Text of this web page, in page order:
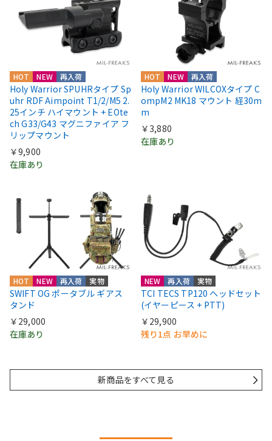
HOT NEW 再入荷
Holy Warrior SPUHRタイプ Sp
uhr RDF Aimpoint T1/2/M5 2.
25インチ ハイマウント + EOte
ch G33/G43 マグニファイア フ
リップマウント
￥9,900
在庫あり
HOT NEW 再入荷
Holy Warrior WILCOXタイプ C
ompM2 MK18 マウント 経30m
m
￥3,880
在庫あり
HOT NEW 再入荷 実物
SWIFT OG ポータブル ギアス
タンド
￥29,000
在庫あり
NEW 再入荷 実物
TCI TECS TP120 ヘッドセット
(イヤーピース + PTT)
￥29,900
残り1点 お早めに
新商品をすべて見る